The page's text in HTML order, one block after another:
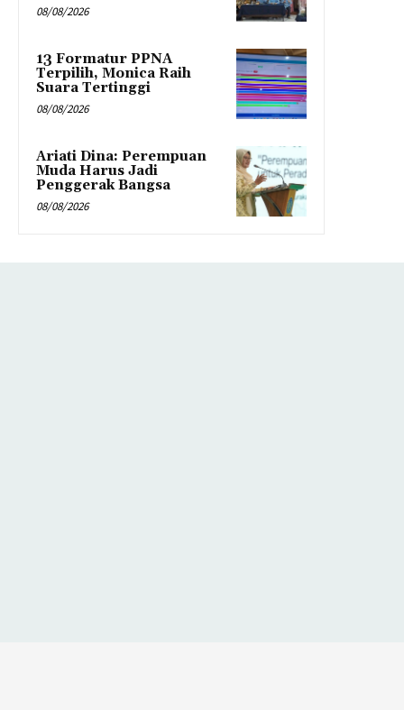
08/08/2026
13 Formatur PPNA
Terpilih, Monica Raih
Suara Tertinggi
08/08/2026
Ariati Dina: Perempuan
Muda Harus Jadi
Penggerak Bangsa
08/08/2026